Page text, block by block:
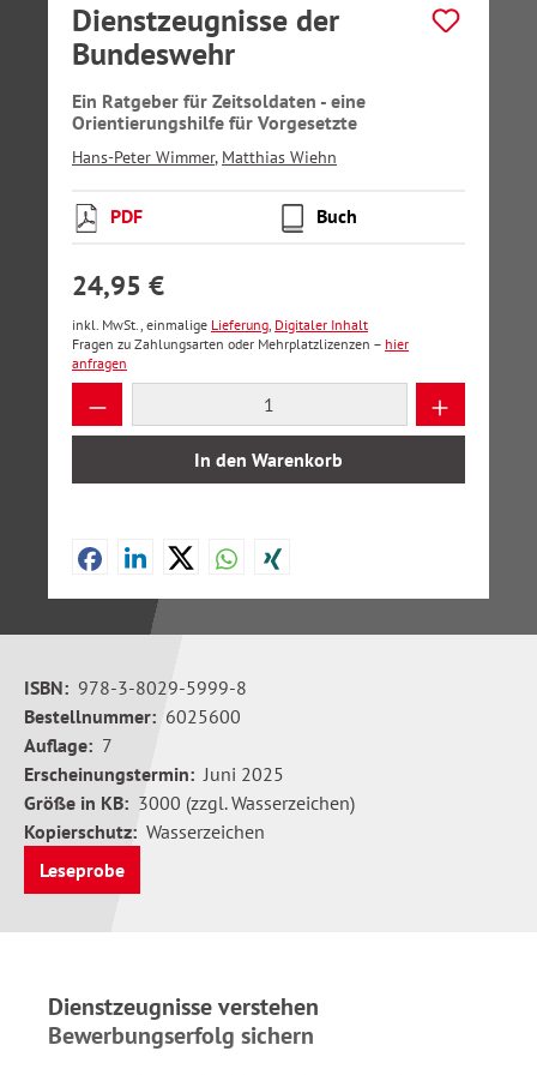
Dienstzeugnisse der
Bundeswehr
Ein Ratgeber für Zeitsoldaten - eine
Orientierungshilfe für Vorgesetzte
Hans-Peter Wimmer, Matthias Wiehn
PDF Buch
24,95 €
inkl. MwSt., einmalige Lieferung, Digitaler Inhalt
Fragen zu Zahlungsarten oder Mehrplatzlizenzen – hier
anfragen
Produkt Anzahl: Gib den gewünschten
In den Warenkorb
ISBN: 978-3-8029-5999-8
Bestellnummer: 6025600
Auflage: 7
Erscheinungstermin: Juni 2025
Größe in KB: 3000 (zzgl. Wasserzeichen)
Kopierschutz: Wasserzeichen
Leseprobe
Dienstzeugnisse verstehen
Bewerbungserfolg sichern